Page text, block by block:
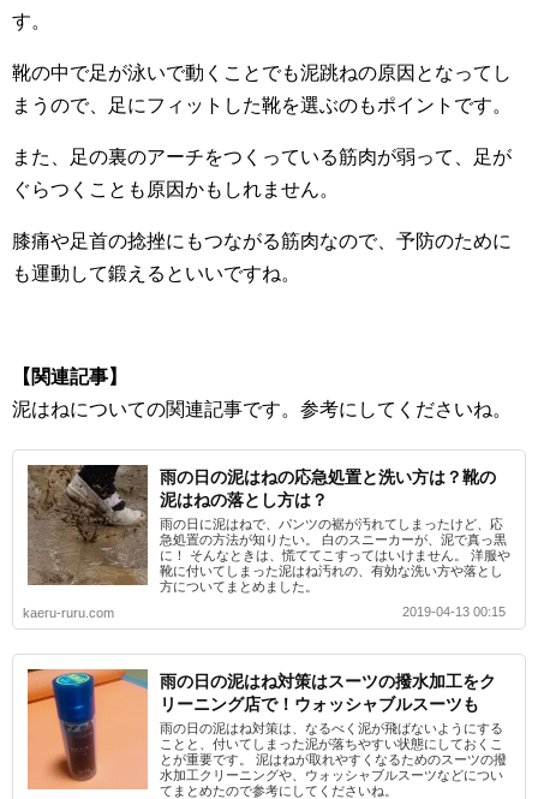
す。
靴の中で足が泳いで動くことでも泥跳ねの原因となってし
まうので、足にフィットした靴を選ぶのもポイントです。
また、足の裏のアーチをつくっている筋肉が弱って、足が
ぐらつくことも原因かもしれません。
膝痛や足首の捻挫にもつながる筋肉なので、予防のために
も運動して鍛えるといいですね。
【関連記事】
泥はねについての関連記事です。参考にしてくださいね。
雨の日の泥はねの応急処置と洗い方は？靴の
泥はねの落とし方は？
雨の日に泥はねで、パンツの裾が汚れてしまったけど、応
急処置の方法が知りたい。 白のスニーカーが、泥で真っ黒
に！ そんなときは、慌ててこすってはいけません。 洋服や
靴に付いてしまった泥はね汚れの、有効な洗い方や落とし
方についてまとめました。
kaeru-ruru.com
2019-04-13 00:15
雨の日の泥はね対策はスーツの撥水加工をク
リーニング店で！ウォッシャブルスーツも
雨の日の泥はね対策は、なるべく泥が飛ばないようにする
ことと、付いてしまった泥が落ちやすい状態にしておくこ
とが重要です。 泥はねが取れやすくなるためのスーツの撥
水加工クリーニングや、ウォッシャブルスーツなどについ
てまとめたので参考にしてくださいね。